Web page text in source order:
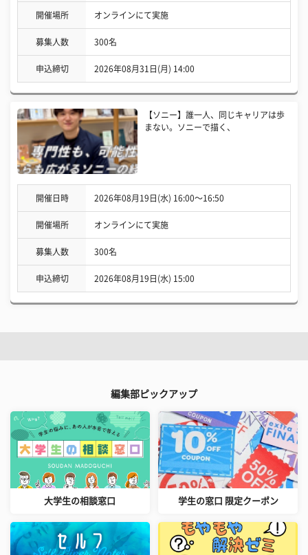
開催場所 オンラインにて実施
募集人数 300名
申込締切 2026年08月31日(月) 14:00
【ソニー】誰一人、同じキャリアは歩
まない。ソニーで描く、
開催日時 2026年08月19日(水) 16:00〜16:50
開催場所 オンラインにて実施
募集人数 300名
申込締切 2026年08月19日(水) 15:00
編集部ピックアップ
大学生の相談窓口 学生の窓口 限定クーポン